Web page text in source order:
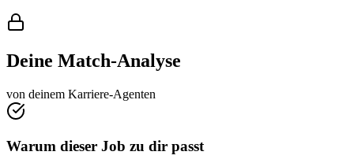
Deine Match-Analyse
von deinem Karriere-Agenten
Warum dieser Job zu dir passt